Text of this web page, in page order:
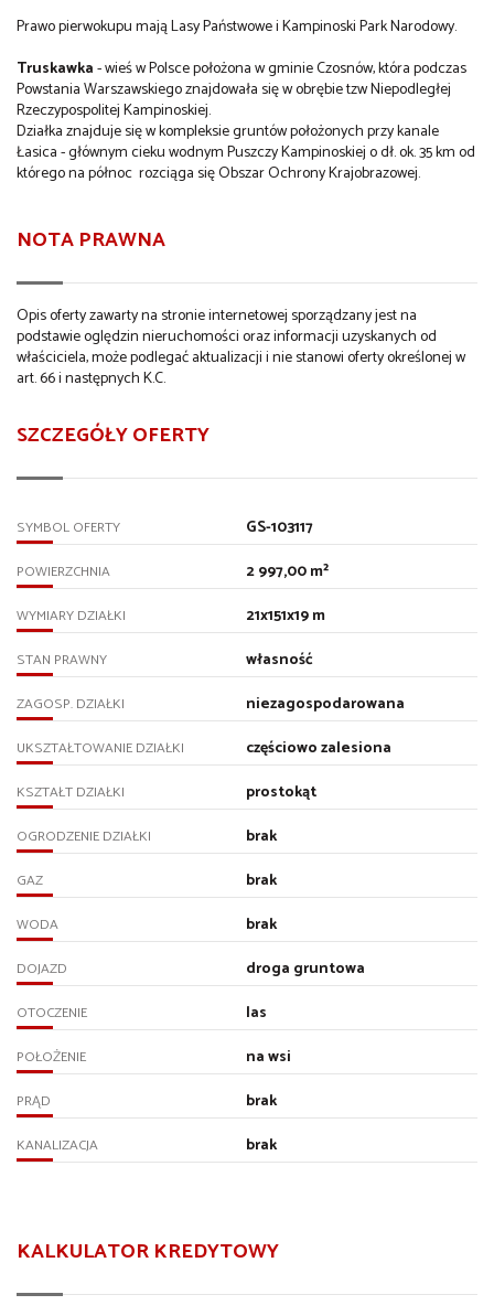
Prawo pierwokupu mają Lasy Państwowe i Kampinoski Park Narodowy.
Truskawka- wieś w Polsce położona w gminie Czosnów, która podczas
Powstania Warszawskiego znajdowała się w obrębie tzw Niepodległej
Rzeczypospolitej Kampinoskiej.
Działka znajduje się w kompleksie gruntów położonych przy kanale
Łasica - głównym cieku wodnym Puszczy Kampinoskiej o dł. ok. 35 km od
którego na północ rozciąga się Obszar Ochrony Krajobrazowej.
NOTA PRAWNA
Opis oferty zawarty na stronie internetowej sporządzany jest na
podstawie oględzin nieruchomości oraz informacji uzyskanych od
właściciela, może podlegać aktualizacji i nie stanowi oferty określonej w
art. 66 i następnych K.C.
SZCZEGÓŁY OFERTY
SYMBOL OFERTY GS-103117
POWIERZCHNIA 2 997,00 m²
WYMIARY DZIAŁKI 21x151x19 m
STAN PRAWNY własność
ZAGOSP. DZIAŁKI niezagospodarowana
UKSZTAŁTOWANIE DZIAŁKI częściowo zalesiona
KSZTAŁT DZIAŁKI prostokąt
OGRODZENIE DZIAŁKI brak
GAZ brak
WODA brak
DOJAZD droga gruntowa
OTOCZENIE las
POŁOŻENIE na wsi
PRĄD brak
KANALIZACJA brak
KALKULATOR KREDYTOWY